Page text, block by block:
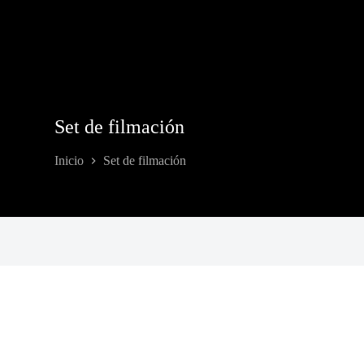
Set de filmación
Inicio Set de filmación